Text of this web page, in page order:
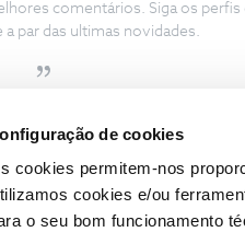
de cookies
cookies permitem-nos
cookies e/ou
o seu bom funcionamento
comentários. Siga os
a par das ultimas novidades.